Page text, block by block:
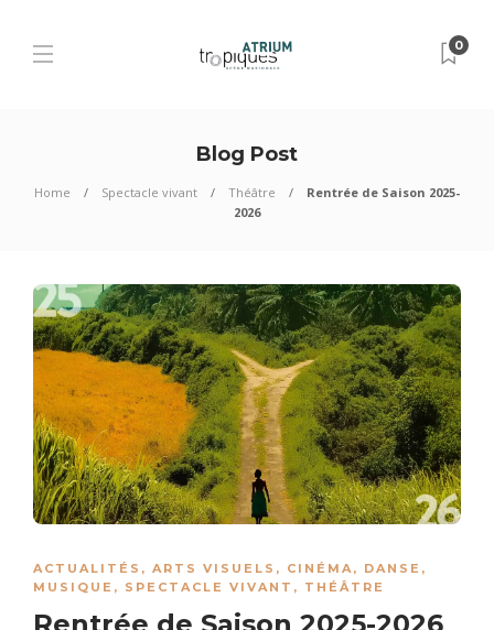
0
Blog Post
Home Spectacle vivant Théâtre
Rentrée de Saison 2025-
2026
ACTUALITÉS , ARTS VISUELS , CINÉMA, DANSE ,
MUSIQUE , SPECTACLE VIVANT , THÉÂTRE